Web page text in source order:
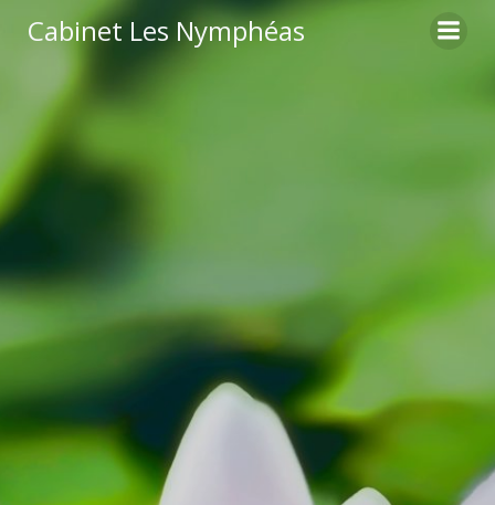
Aller
au
Cabinet Les Nymphéas